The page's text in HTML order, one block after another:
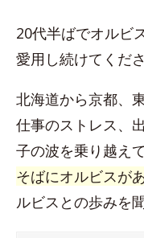
20代半ばでオルビ
愛用し続けてくだ
北海道から京都、
仕事のストレス、
子の波を乗り越え
そばにオルビスが
ルビスとの歩みを